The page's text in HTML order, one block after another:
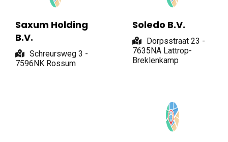
Saxum Holding
B.V.
Schreursweg 3 -
7596NK Rossum
Soledo B.V.
Dorpsstraat 23 -
7635NA Lattrop-
Breklenkamp